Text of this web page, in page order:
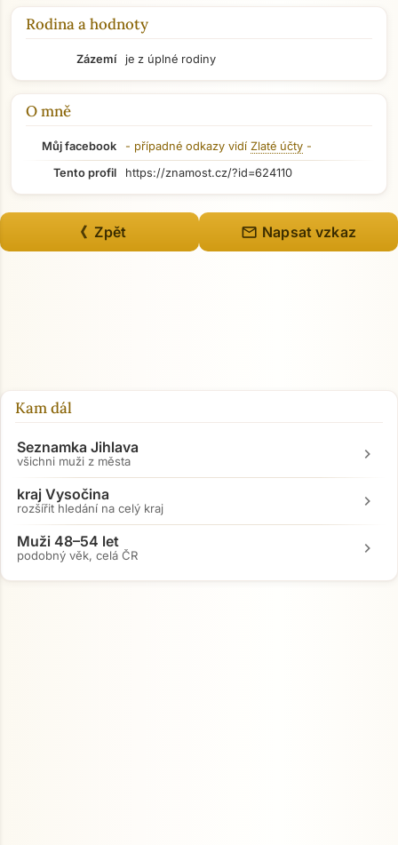
Rodina a hodnoty
Zázemí je z úplné rodiny
O mně
Můj facebook - případné odkazy vidí Zlaté účty -
Tento profil
https://znamost.cz/?id=624110
《 Zpět mail Napsat vzkaz
Kam dál
Seznamka Jihlava
všichni muži z města chevron_right
kraj Vysočina
rozšířit hledání na celý kraj chevron_right
Muži 48–54 let
podobný věk, celá ČR chevron_right